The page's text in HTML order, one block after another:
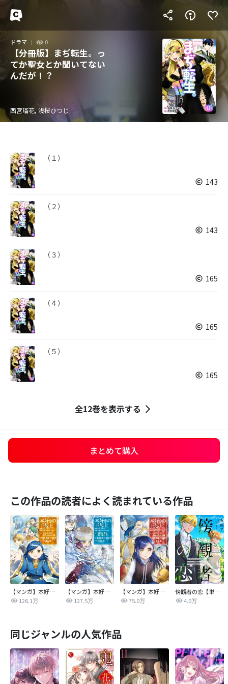
ドラマ 0
【分冊版】まぢ転生。っ
てか聖女とか聞いてない
んだが！？
西宮瑠花, 浅桜ひつじ
（１）
143
（２）
143
（３）
165
（４）
165
（５）
165
全12巻を表示する
まとめて購入
この作品の読者によく読まれている作品
【マンガ】本好きの下剋上 第二部
126.1万
【マンガ】本好きの下剋上 第三部
127.5万
【マンガ】本好きの下剋上
75.0万
傍観者の恋【単話売】
4.0万
同じジャンルの人気作品